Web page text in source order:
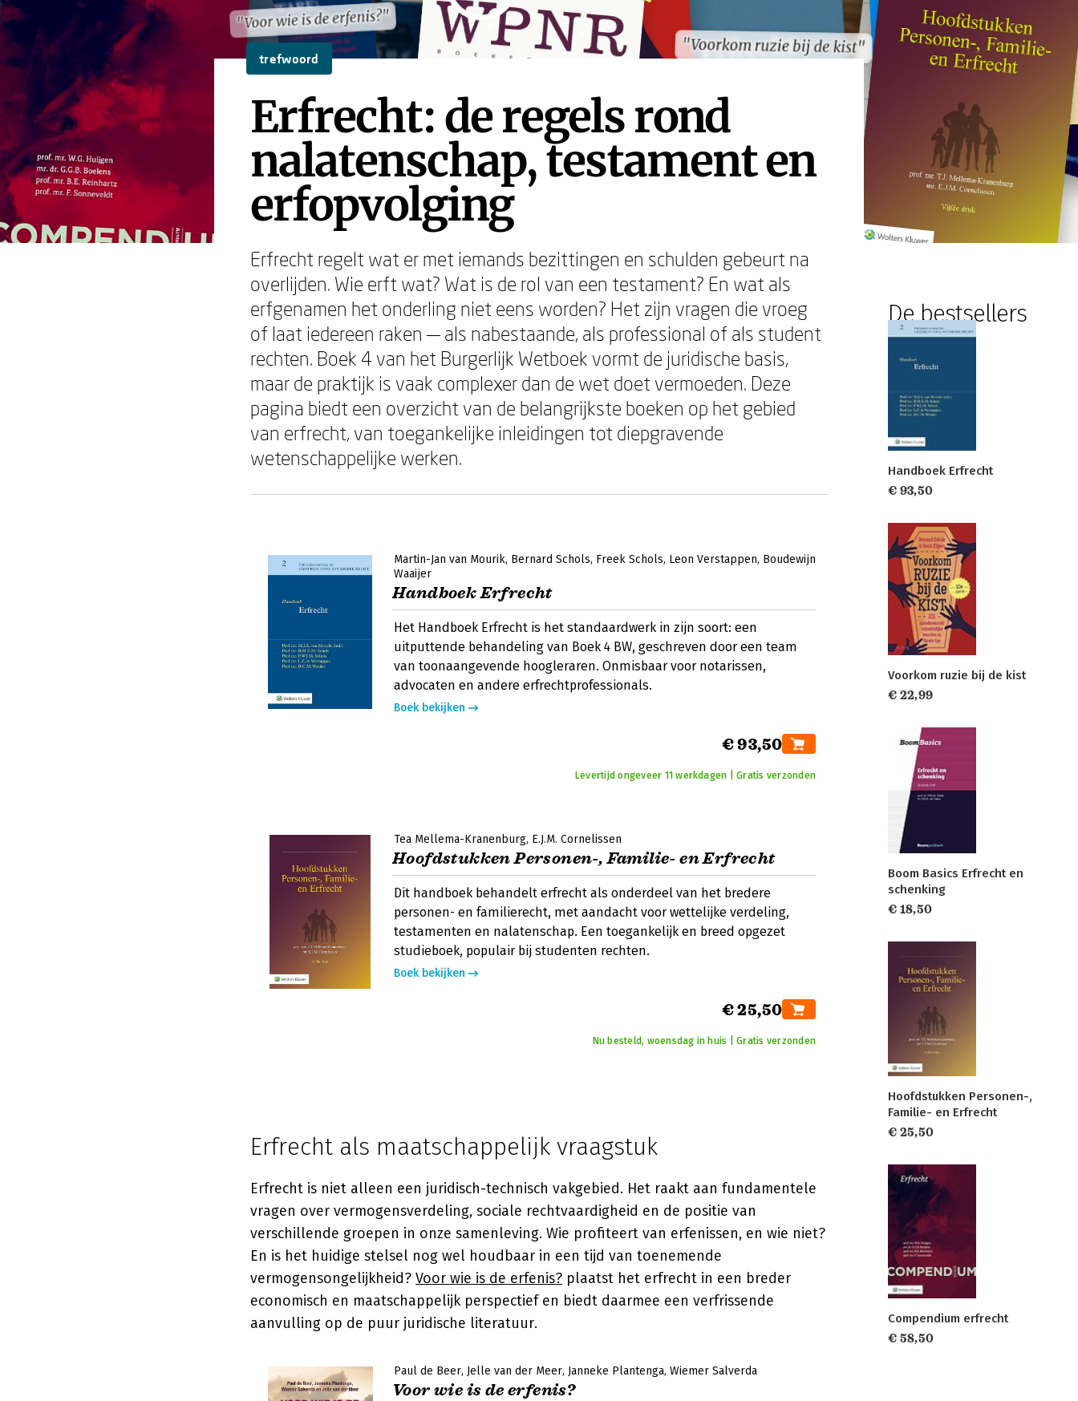
"Voor wie is de erfenis?"
"Voorkom ruzie bij de kist"
"Voor wie is de erfenis?"
"Voorkom ruzie bij de kist"
trefwoord
Erfrecht: de regels rond
nalatenschap, testament en
erfopvolging
Erfrecht regelt wat er met iemands bezittingen en schulden gebeurt na
overlijden. Wie erft wat? Wat is de rol van een testament? En wat als
erfgenamen het onderling niet eens worden? Het zijn vragen die vroeg
of laat iedereen raken — als nabestaande, als professional of als student
rechten. Boek 4 van het Burgerlijk Wetboek vormt de juridische basis,
maar de praktijk is vaak complexer dan de wet doet vermoeden. Deze
pagina biedt een overzicht van de belangrijkste boeken op het gebied
van erfrecht, van toegankelijke inleidingen tot diepgravende
wetenschappelijke werken.
Martin-Jan van Mourik Bernard Schols Freek Schols Leon Verstappen Boudewijn
Waaijer
Handboek Erfrecht
Het Handboek Erfrecht is het standaardwerk in zijn soort: een
uitputtende behandeling van Boek 4 BW, geschreven door een team
van toonaangevende hoogleraren. Onmisbaar voor notarissen,
advocaten en andere erfrechtprofessionals.
Boek bekijken
€ 93,50
Levertijd ongeveer 11 werkdagen | Gratis verzonden
Tea Mellema-Kranenburg E.J.M. Cornelissen
Hoofdstukken Personen-, Familie- en Erfrecht
Dit handboek behandelt erfrecht als onderdeel van het bredere
personen- en familierecht, met aandacht voor wettelijke verdeling,
testamenten en nalatenschap. Een toegankelijk en breed opgezet
studieboek, populair bij studenten rechten.
Boek bekijken
€ 25,50
Nu besteld, woensdag in huis | Gratis verzonden
Erfrecht als maatschappelijk vraagstuk
Erfrecht is niet alleen een juridisch-technisch vakgebied. Het raakt aan fundamentele
vragen over vermogensverdeling, sociale rechtvaardigheid en de positie van
verschillende groepen in onze samenleving. Wie profiteert van erfenissen, en wie niet?
En is het huidige stelsel nog wel houdbaar in een tijd van toenemende
vermogensongelijkheid? Voor wie is de erfenis? plaatst het erfrecht in een breder
economisch en maatschappelijk perspectief en biedt daarmee een verfrissende
aanvulling op de puur juridische literatuur.
Paul de Beer Jelle van der Meer Janneke Plantenga Wiemer Salverda
Voor wie is de erfenis?
De bestsellers
Handboek Erfrecht
€ 93,50
Voorkom ruzie bij de kist
€ 22,99
Boom Basics Erfrecht en
schenking
€ 18,50
Hoofdstukken Personen-,
Familie- en Erfrecht
€ 25,50
Compendium erfrecht
€ 58,50